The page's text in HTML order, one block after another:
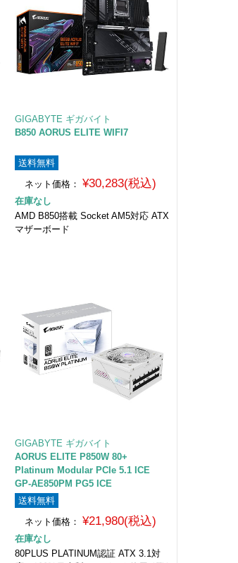
GIGABYTE ギガバイト
B850 AORUS ELITE WIFI7
送料無料
ネット価格： ¥30,283(税込)
在庫なし
AMD B850搭載 Socket AM5対応 ATX
マザーボード
GIGABYTE ギガバイト
AORUS ELITE P850W 80+
Platinum Modular PCIe 5.1 ICE
GP-AE850PM PG5 ICE
送料無料
ネット価格： ¥21,980(税込)
在庫なし
80PLUS PLATINUM認証 ATX 3.1対